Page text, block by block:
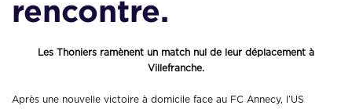
rencontre.
Les Thoniers ramènent un match nul de leur déplacement à
Villefranche.
Après une nouvelle victoire à domicile face au FC Annecy, l’US